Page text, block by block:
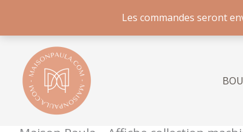
Les commandes seront
contenu